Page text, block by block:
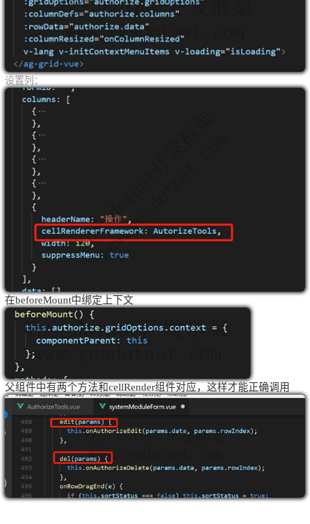
设置列：
在beforeMount中绑定上下文
父组件中有两个方法和cellRender组件对应，这样才能正确调用